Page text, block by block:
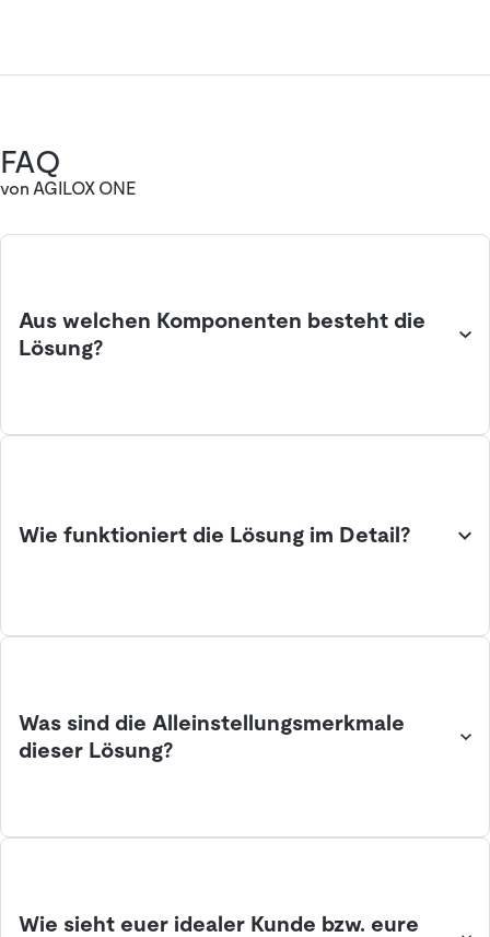
FAQ
von AGILOX ONE
Aus welchen Komponenten besteht die
Lösung?
Wie funktioniert die Lösung im Detail?
Was sind die Alleinstellungsmerkmale
dieser Lösung?
Wie sieht euer idealer Kunde bzw. eure